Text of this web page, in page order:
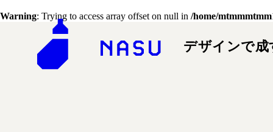
デザインで成
Warning: Trying to access array offset on null in /home/